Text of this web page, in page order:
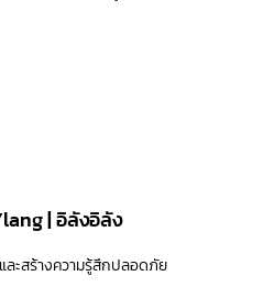
| อิลังอิลัง
ะสร้างความรู้สึกปลอดภัย